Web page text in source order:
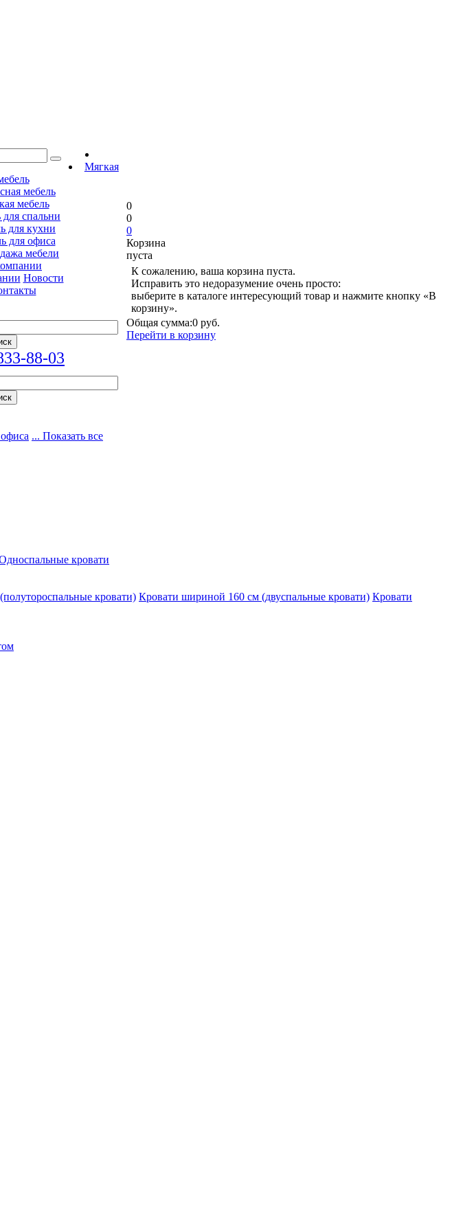
Мягкая
мебель
мебель
спальни
для кухни
для офиса
мебели
Новости
88-03
0
0
0
Корзина
пуста
К сожалению, ваша корзина пуста.
Исправить это недоразумение очень просто:
выберите в каталоге интересующий товар и нажмите кнопку «В
корзину».
Общая сумма:0 руб.
Перейти в корзину
... Показать все
кровати
кровати) Кровати шириной 160 см (двуспальные кровати) Кровати